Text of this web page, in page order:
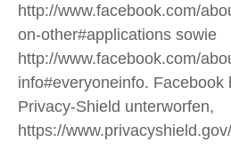
http://www.facebook.com/
on-other#applications sowie
http://www.facebook.com/
info#everyoneinfo. Facebook
Privacy-Shield unterworfen,
https://